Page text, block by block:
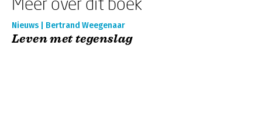
Nieuws | Bertrand Weegenaar
Leven met tegenslag